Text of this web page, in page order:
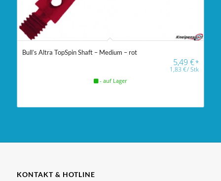
Bull’s Altra TopSpin Shaft – Medium – rot
5,49€*
1,83€/Stk
- auf Lager
KONTAKT & HOTLINE